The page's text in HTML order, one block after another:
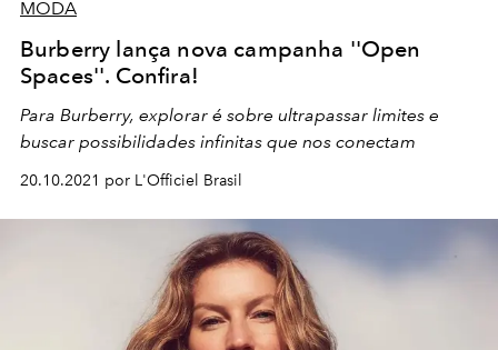
MODA
Burberry lança nova campanha ''Open
Spaces''. Confira!
Para Burberry, explorar é sobre ultrapassar limites e
buscar possibilidades infinitas que nos conectam
20.10.2021 por L'Officiel Brasil